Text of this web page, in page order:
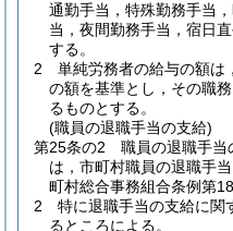
通勤手当，特殊勤務手当
当，夜間勤務手当，宿日
する。
2
単純労務者の給与の額は
の額を基準とし，その職
るものとする。
(職員の退職手当の支給)
第25条の2
職員の退職手当
は，市町村職員の退職手
町村総合事務組合条例第
2
特に退職手当の支給に関
るところによる。